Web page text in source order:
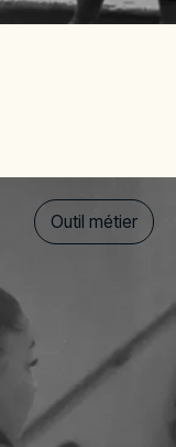
Outil métier